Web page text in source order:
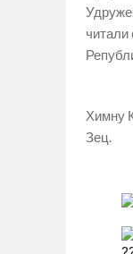
читали
Химну
Зец.